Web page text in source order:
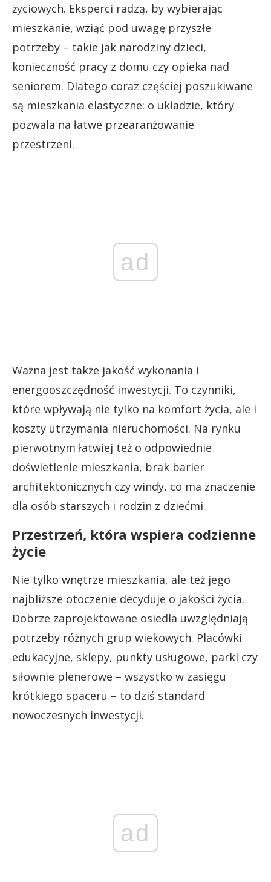
życiowych. Eksperci radzą, by wybierając
mieszkanie, wziąć pod uwagę przyszłe
potrzeby – takie jak narodziny dzieci,
konieczność pracy z domu czy opieka nad
seniorem. Dlatego coraz częściej poszukiwane
są mieszkania elastyczne: o układzie, który
pozwala na łatwe przearanżowanie
przestrzeni.
ad
Ważna jest także jakość wykonania i
energooszczędność inwestycji. To czynniki,
które wpływają nie tylko na komfort życia, ale i
koszty utrzymania nieruchomości. Na rynku
pierwotnym łatwiej też o odpowiednie
doświetlenie mieszkania, brak barier
architektonicznych czy windy, co ma znaczenie
dla osób starszych i rodzin z dziećmi.
Przestrzeń, która wspiera codzienne
życie
Nie tylko wnętrze mieszkania, ale też jego
najbliższe otoczenie decyduje o jakości życia.
Dobrze zaprojektowane osiedla uwzględniają
potrzeby różnych grup wiekowych. Placówki
edukacyjne, sklepy, punkty usługowe, parki czy
siłownie plenerowe – wszystko w zasięgu
krótkiego spaceru – to dziś standard
nowoczesnych inwestycji.
ad